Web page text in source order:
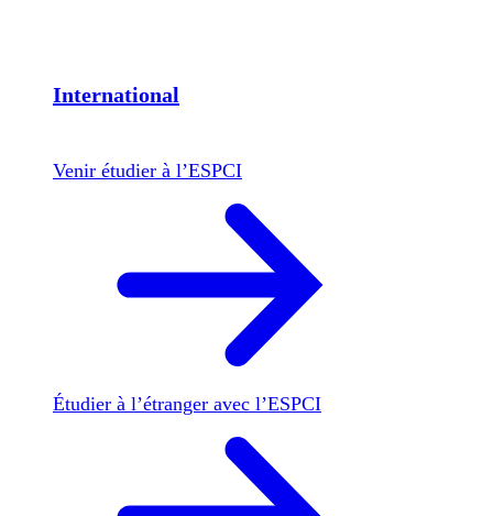
International
Venir étudier à l’ESPCI
Étudier à l’étranger avec l’ESPCI